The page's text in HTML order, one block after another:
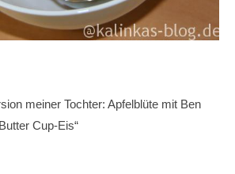
meiner Tochter: Apfelblüte mit Ben
Cup-Eis“